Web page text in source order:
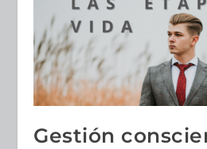
Gestión